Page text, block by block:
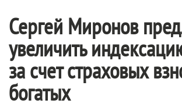
Сергей Миронов
увеличить
за счет страховых
богатых